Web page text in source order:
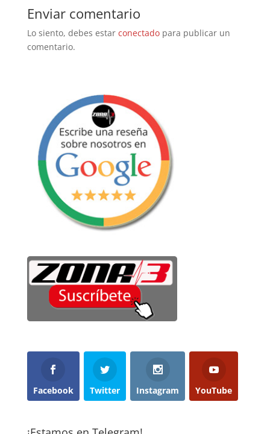
Enviar comentario
Lo siento, debes estar conectadopara publicar un
comentario.
Facebook Twitter Instagram YouTube